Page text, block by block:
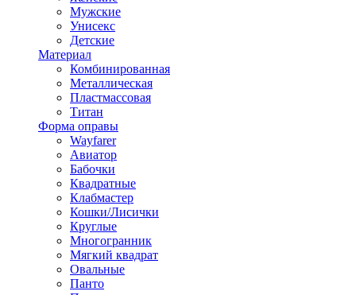
Мужские
Унисекс
Детские
Материал
Комбинированная
Металлическая
Пластмассовая
Титан
Форма оправы
Wayfarer
Авиатор
Бабочки
Квадратные
Клабмастер
Кошки/Лисички
Круглые
Многогранник
Мягкий квадрат
Овальные
Панто